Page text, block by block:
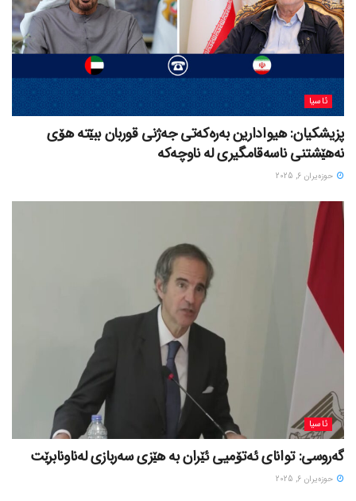
ئاسیا
پزیشکیان: هیوادارین بەرەکەتی جەژنی قوربان ببێتە هۆی
نەهێشتنی ناسەقامگیری لە ناوچەکە
حوزه‌یران 6, 2025
ئاسیا
گەروسی: توانای ئەتۆمیی ئێران بە هێزی سەربازی لەناونابرێت
حوزه‌یران 6, 2025